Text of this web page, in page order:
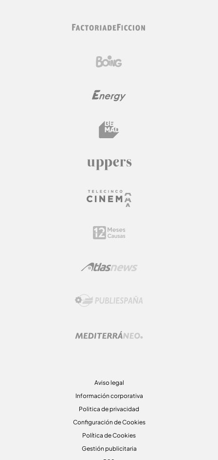
Aviso legal
Información corporativa
Politica de privacidad
Configuración de Cookies
Política de Cookies
Gestión publicitaria